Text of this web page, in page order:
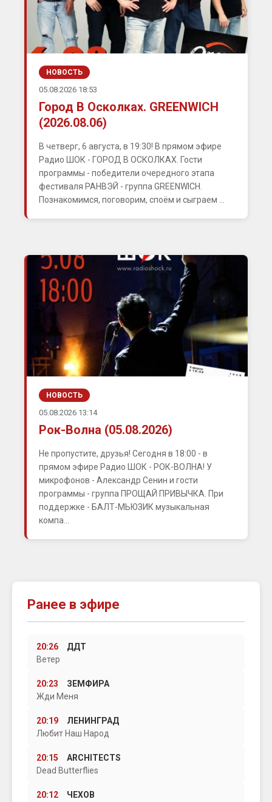
НОВОСТЬ
05.08.2026 18:53
Город В Осколках. GREENWICH
(2026.08.06)
В четверг, 6 августа, в 19:30! В прямом эфире
Радио ШОК - ГОРОД В ОСКОЛКАХ. Гости
программы - победители очередного этапа
фестиваля РАНВЭЙ - группа GREENWICH.
Познакомимся, поговорим, споём и сыграем ...
НОВОСТЬ
05.08.2026 13:14
Рок-Волна (05.08.2026)
Не пропустите, друзья! Сегодня в 18:00 - в
прямом эфире Радио ШОК - РОК-ВОЛНА! У
микрофонов - Александр Сенин и гости
программы - группа ПРОЩАЙ ПРИВЫЧКА. При
поддержке - БАЛТ-МЬЮЗИК музыкальная
компа...
Ранее в эфире
20:26
ДДТ
Ветер
20:23
ЗЕМФИРА
Жди Меня
20:19
ЛЕНИНГРАД
Любит Наш Народ
20:15
ARCHITECTS
Dead Butterflies
20:12 ЧЕХОВ